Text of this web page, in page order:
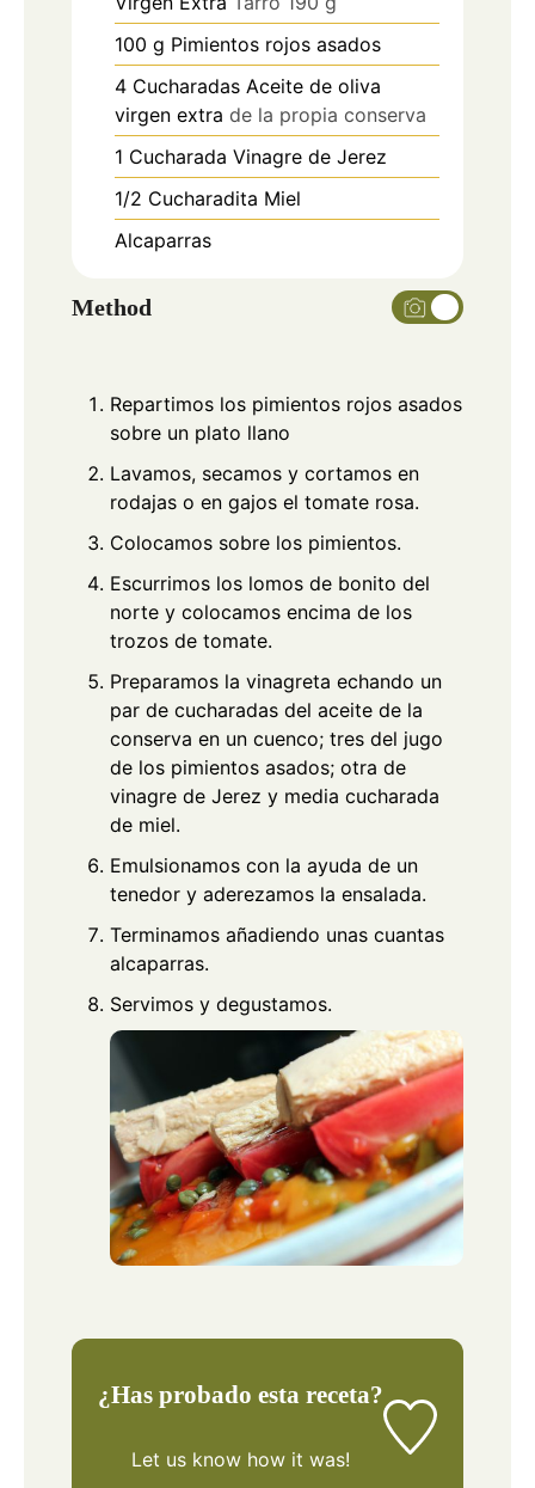
100 g Pimientos rojos asados
4 Cucharadas Aceite de oliva
virgen extra de la propia conserva
1 Cucharada Vinagre de Jerez
1/2 Cucharadita Miel
Alcaparras
Method
Repartimos los pimientos rojos asados
sobre un plato llano
Lavamos, secamos y cortamos en
rodajas o en gajos el tomate rosa.
Colocamos sobre los pimientos.
Escurrimos los lomos de bonito del
norte y colocamos encima de los
trozos de tomate.
Preparamos la vinagreta echando un
par de cucharadas del aceite de la
conserva en un cuenco; tres del jugo
de los pimientos asados; otra de
vinagre de Jerez y media cucharada
de miel.
Emulsionamos con la ayuda de un
tenedor y aderezamos la ensalada.
Terminamos añadiendo unas cuantas
alcaparras.
Servimos y degustamos.
¿Has probado esta receta?
Let us knowhow it was!